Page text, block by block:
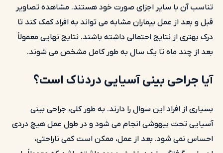
تناسب آن با سایر اجزای صورت خود هستند. مشاهده تصاویر
قبل و بعد از عمل بیماران مشابه می تواند به افراد کمک کند تا
درک بهتری از نتایج احتمالی داشته باشند. نتایج نهایی معمولاً
بعد از چند ماه تا یک سال به طور کامل مشخص می شوند.
آیا جراحی بینی آسیایی دردناک است؟
بسیاری از افراد این سوال را دارند. به طور کلی، جراحی بینی
آسیایی تحت بیهوشی انجام می شود و در طول عمل هیچ دردی
احساس نمی شود. بعد از عمل، ممکن است کمی ناراحتی،